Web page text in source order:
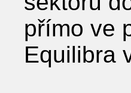
přímo ve
Equilibra